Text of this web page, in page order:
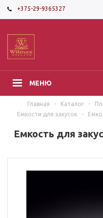
+375-29-9365327
МЕНЮ
Главная - Каталог -
Емкости для закусок
-
Емкость для